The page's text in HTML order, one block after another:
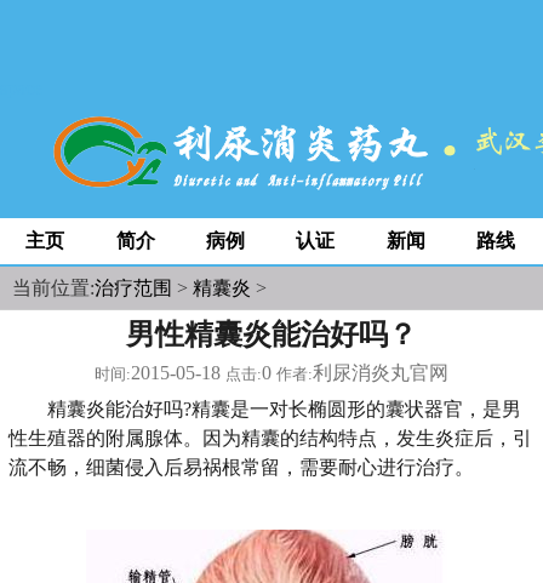
主页 简介 病例 认证 新闻 路线
当前位置:治疗范围 > 精囊炎 >
男性精囊炎能治好吗？
时间:2015-05-18 点击:0 作者:利尿消炎丸官网
精囊炎能治好吗?精囊是一对长椭圆形的囊状器官，是男
性生殖器的附属腺体。因为精囊的结构特点，发生炎症后，引
流不畅，细菌侵入后易祸根常留，需要耐心进行治疗。